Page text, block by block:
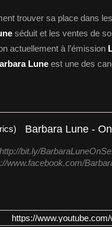
trouver sa place dans
séduit et les ventes de
actuellement à l’émission
Lune est une des
Barbara Lune -
bit.ly/
https://